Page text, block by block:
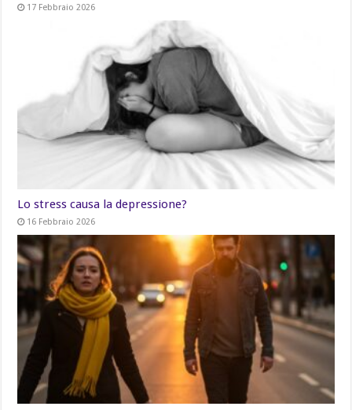
17 Febbraio 2026
Lo stress causa la depressione?
16 Febbraio 2026